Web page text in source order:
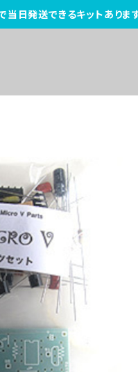
日発送できるキットあります